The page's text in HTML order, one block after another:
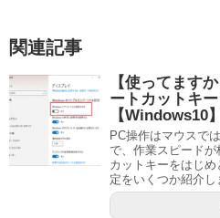
関連記事
【使ってます
ートカットキ
【Windows10】
PC操作はマウスで
で、作業スピードが
カットキーをはじ
定をいくつか紹介し